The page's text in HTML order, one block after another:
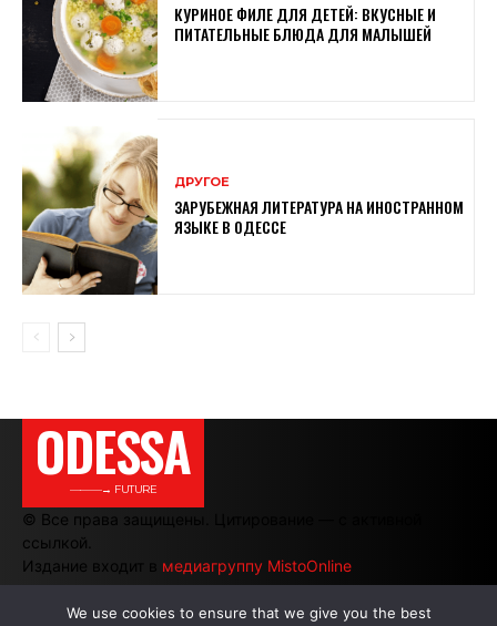
КУРИНОЕ ФИЛЕ ДЛЯ ДЕТЕЙ: ВКУСНЫЕ И
ПИТАТЕЛЬНЫЕ БЛЮДА ДЛЯ МАЛЫШЕЙ
ДРУГОЕ
ЗАРУБЕЖНАЯ ЛИТЕРАТУРА НА ИНОСТРАННОМ
ЯЗЫКЕ В ОДЕССЕ
ODESSA
———→ FUTURE
© Все права защищены. Цитирование — с активной
ссылкой.
Издание входит в медиагруппу MistoOnline
We use cookies to ensure that we give you the best